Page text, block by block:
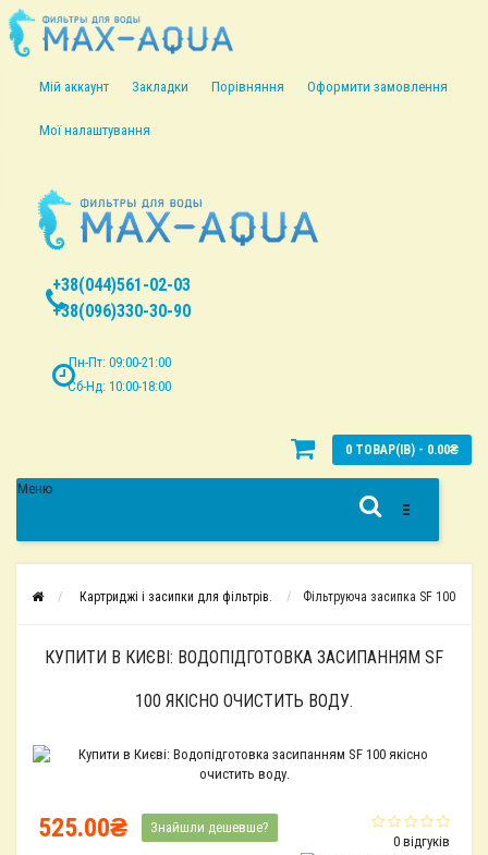
Мій аккаунт Закладки Порівняння Оформити замовлення
Мої налаштування
+38(044)561-02-03
+38(096)330-30-90
Пн-Пт: 09:00-21:00
Сб-Нд: 10:00-18:00
0 ТОВАР(ІВ) - 0.00₴
Меню
Картриджі і засипки для фільтрів. Фільтруюча засипка SF 100
КУПИТИ В КИЄВІ: ВОДОПІДГОТОВКА ЗАСИПАННЯМ SF
100 ЯКІСНО ОЧИСТИТЬ ВОДУ.
0 відгуків
525.00₴ Знайшли дешевше?